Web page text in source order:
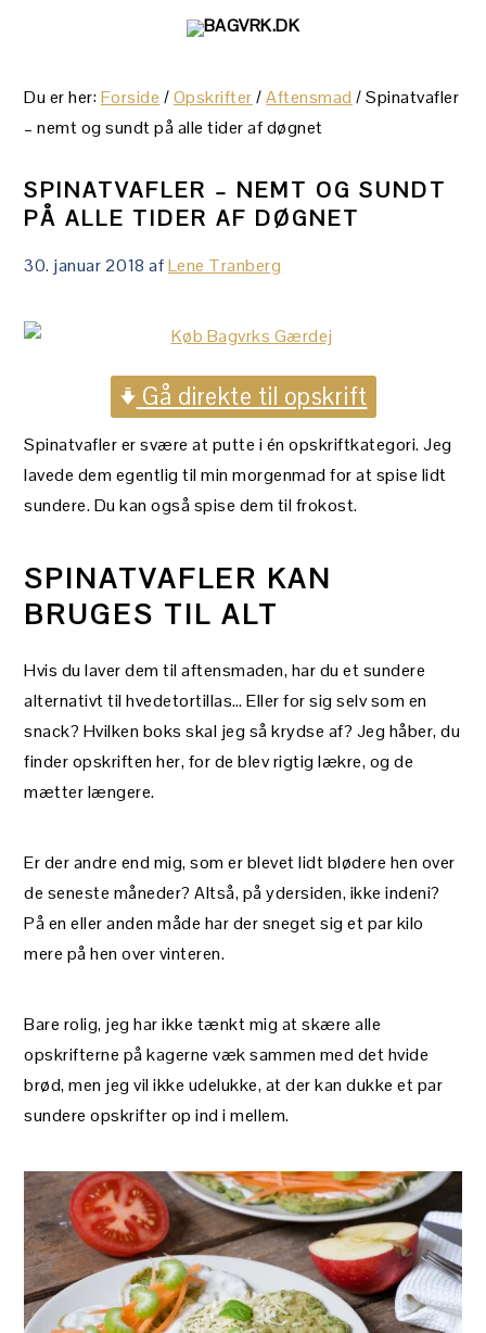
primær
navigation
primær
sidebar
Du er her:Forside /Opskrifter / Aftensmad /Spinatvafler
– nemt og sundt på alle tider af døgnet
SPINATVAFLER – NEMT OG SUNDT
PÅ ALLE TIDER AF DØGNET
30. januar 2018 afLene Tranberg
Gå direkte til opskrift
Spinatvafler er svære at putte i én opskriftkategori. Jeg
lavede dem egentlig til min morgenmad for at spise lidt
sundere. Du kan også spise dem til frokost.
SPINATVAFLER KAN
BRUGES TIL ALT
Hvis du laver dem til aftensmaden, har du et sundere
alternativt til hvedetortillas… Eller for sig selv som en
snack? Hvilken boks skal jeg så krydse af? Jeg håber, du
finder opskriften her, for de blev rigtig lækre, og de
mætter længere.
Er der andre end mig, som er blevet lidt blødere hen over
de seneste måneder? Altså, på ydersiden, ikke indeni?
På en eller anden måde har der sneget sig et par kilo
mere på hen over vinteren.
Bare rolig, jeg har ikke tænkt mig at skære alle
opskrifterne på kagerne væk sammen med det hvide
brød, men jeg vil ikke udelukke, at der kan dukke et par
sundere opskrifter op ind i mellem.